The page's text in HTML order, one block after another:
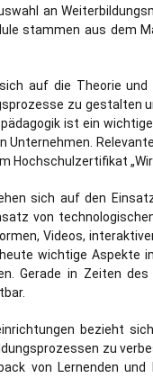
an
stammen aus dem
auf die Theorie
zu gestalten
ist ein
Unternehmen.
Hochschulzertifikat
sich auf den
von
Videos,
wichtige Aspekte
Gerade in Zeiten
bezieht
zu
von Lernenden